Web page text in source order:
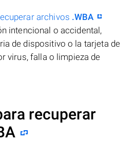
archivos .WBA
intencional o accidental,
de dispositivo o la tarjeta de
virus, falla o limpieza de
recuperar